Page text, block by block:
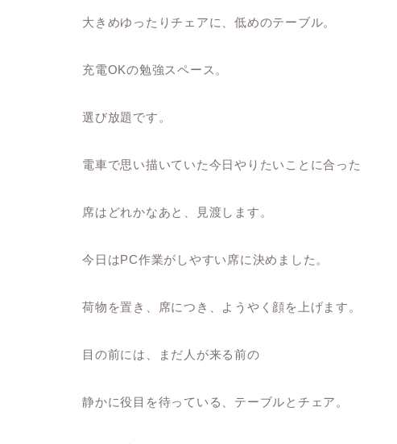
大きめゆったりチェアに、低めのテーブル。
充電OKの勉強スペース。
選び放題です。
電車で思い描いていた今日やりたいことに合った
席はどれかなあと、見渡します。
今日はPC作業がしやすい席に決めました。
荷物を置き、席につき、ようやく顔を上げます。
目の前には、まだ人が来る前の
静かに役目を待っている、テーブルとチェア。